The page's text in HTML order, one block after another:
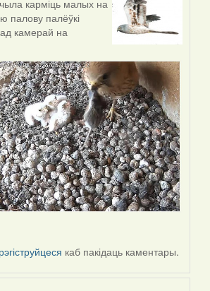
карміць малых на
палову палёўкі
камерай на
каб пакідаць каментары.